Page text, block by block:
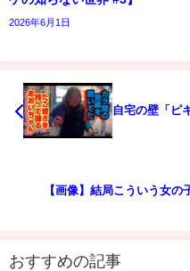
2026年6月1日
自宅の壁「ピ
【画像】結局こういう女の
おすすめの記事